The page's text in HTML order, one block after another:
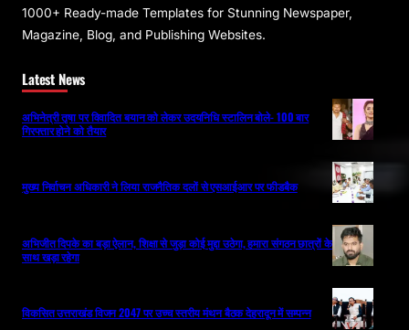
1000+ Ready-made Templates for Stunning Newspaper,
Magazine, Blog, and Publishing Websites.
Latest News
अभिनेत्री तृषा पर विवादित बयान को लेकर उदयनिधि स्टालिन बोले- 100 बार
गिरफ्तार होने को तैयार
मुख्य निर्वाचन अधिकारी ने लिया राजनैतिक दलों से एसआईआर पर फीडबैक
अभिजीत दिपके का बड़ा ऐलान, शिक्षा से जुड़ा कोई मुद्दा उठेगा, हमारा संगठन छात्रों के
साथ खड़ा रहेगा
विकसित उत्तराखंड विजन 2047 पर उच्च स्तरीय मंथन बैठक देहरादून में सम्पन्न